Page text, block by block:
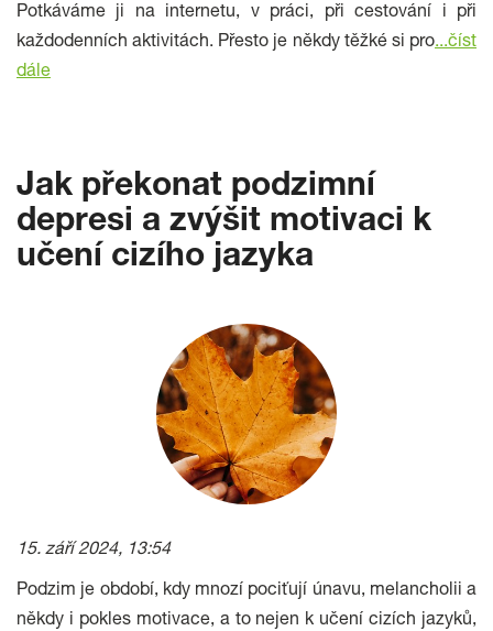
Potkáváme ji na internetu, v práci, při cestování i při
každodenních aktivitách. Přesto je někdy těžké si pro...číst
dále
Jak překonat podzimní
depresi a zvýšit motivaci k
učení cizího jazyka
15. září 2024, 13:54
Podzim je období, kdy mnozí pociťují únavu, melancholii a
někdy i pokles motivace, a to nejen k učení cizích jazyků,